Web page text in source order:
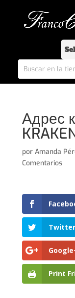
Адрес
por Amanda
Comentarios
Twitter
Print